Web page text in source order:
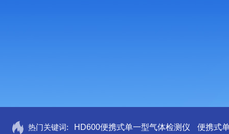
热门关键词: HD600便携式单一型气体检测仪 便携式